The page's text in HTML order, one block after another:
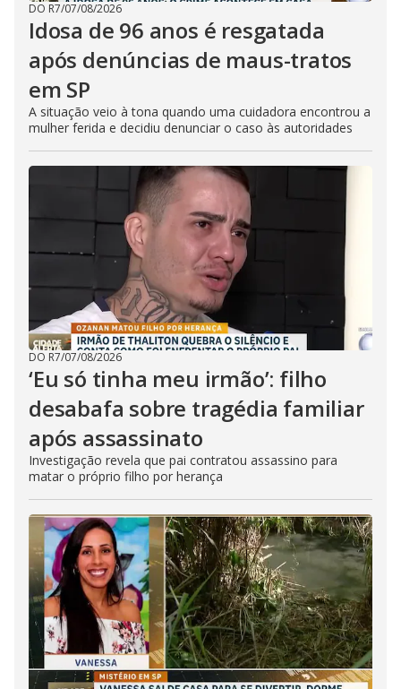
DO R7/07/08/2026
Idosa de 96 anos é resgatada
após denúncias de maus-tratos
em SP
A situação veio à tona quando uma cuidadora encontrou a
mulher ferida e decidiu denunciar o caso às autoridades
DO R7/07/08/2026
‘Eu só tinha meu irmão’: filho
desabafa sobre tragédia familiar
após assassinato
Investigação revela que pai contratou assassino para
matar o próprio filho por herança